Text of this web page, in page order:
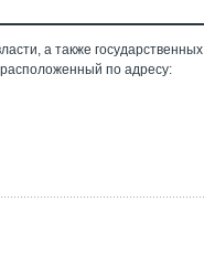
а также государственных
по адресу: